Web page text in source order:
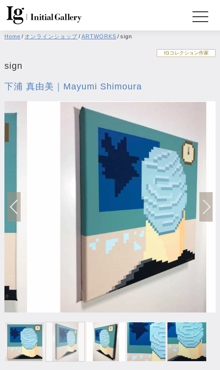
Home / オンラインショップ/ ARTWORKS / sign
IGコレクション作家
sign
下浦 真由美｜Mayumi Shimoura